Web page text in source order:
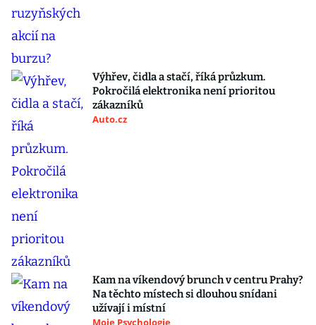
Výhřev, čidla a stačí, říká průzkum.
Pokročilá elektronika není prioritou
zákazníků
Auto.cz
Kam na víkendový brunch v centru Prahy?
Na těchto místech si dlouhou snídani
užívají i místní
Moje Psychologie